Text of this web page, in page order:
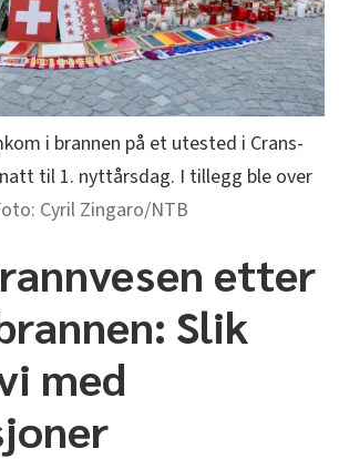
i brannen på et utested i Crans-
til 1. nyttårsdag. I tillegg ble over
Cyril Zingaro/NTB
etter
Slik
med